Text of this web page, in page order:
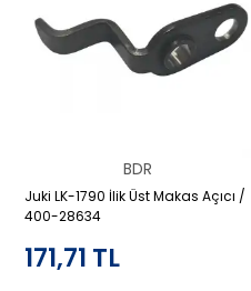
BDR
Juki LK-1790 İlik Üst Makas Açıcı /
400-28634
171,71 TL